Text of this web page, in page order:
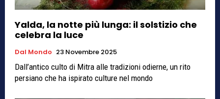
Yalda, la notte più lunga: il solstizio che
celebra la luce
Dal Mondo 23 Novembre 2025
Dall’antico culto di Mitra alle tradizioni odierne, un rito
persiano che ha ispirato culture nel mondo